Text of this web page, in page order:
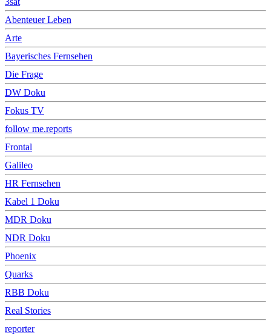
Abenteuer Leben
Arte
Bayerisches Fernsehen
Die Frage
DW Doku
Fokus TV
follow me.reports
Frontal
Galileo
HR Fernsehen
Kabel 1 Doku
MDR Doku
NDR Doku
Phoenix
Quarks
RBB Doku
Real Stories
reporter